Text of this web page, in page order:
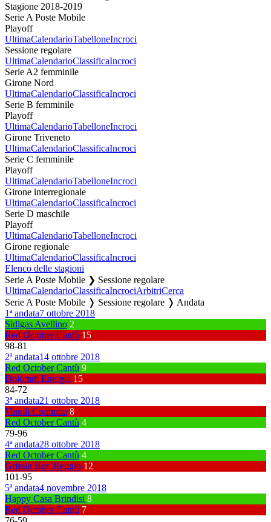
Stagione 2018-2019
Serie A Poste Mobile
Playoff
UltimaCalendarioTabelloneIncroci
Sessione regolare
UltimaCalendarioClassificaIncroci
Serie A2 femminile
Girone Nord
UltimaCalendarioClassificaIncroci
Serie B femminile
Playoff
UltimaCalendarioTabelloneIncroci
Girone Triveneto
UltimaCalendarioClassificaIncroci
Serie C femminile
Playoff
UltimaCalendarioTabelloneIncroci
Girone interregionale
UltimaCalendarioClassificaIncroci
Serie D maschile
Playoff
UltimaCalendarioTabelloneIncroci
Girone regionale
UltimaCalendarioClassificaIncroci
Elenco delle stagioni
Serie A Poste Mobile ❯ Sessione regolare
UltimaCalendarioClassificaIncrociArbitriCerca
Serie A Poste Mobile ❭ Sessione regolare ❭ Andata
1ª andata7 ottobre 2018
Sidigas Avellino 2
Red October Cantù 15
98-81
2ª andata14 ottobre 2018
Red October Cantù 9
Dolomiti Energia 15
84-72
3ª andata21 ottobre 2018
Vanoli Cremona 8
Red October Cantù 4
79-96
4ª andata28 ottobre 2018
Red October Cantù 4
Grissin Bon Reggio 12
101-95
5ª andata4 novembre 2018
Happy Casa Brindisi 8
Red October Cantù 7